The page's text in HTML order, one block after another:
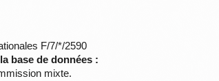
F/7/*/2590
base de données :
mixte.